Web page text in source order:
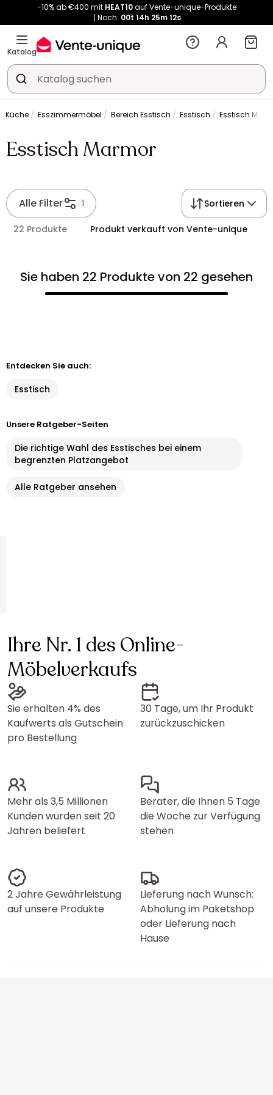
-10% ab €400 mit HEAT10auf Vente-unique-Produkte
Noch: 00t 14h 25m12s
-10% ab €400 mitHEAT10auf Vente-unique-Produkte
Katalog
Küche Esszimmermöbel Bereich Esstisch Esstisch Esstisch
Esstisch Marmor
Alle Filter 1 Sortieren
22 Produkte Produkt verkauft von Vente-unique
Sie haben 22 Produkte von 22 gesehen
Entdecken Sie auch:
Esstisch
Unsere Ratgeber-Seiten
Die richtige Wahl des Esstisches bei einem
begrenzten Platzangebot
Alle Ratgeber ansehen
Ihre Nr. 1 des Online-
Möbelverkaufs
Sie erhalten 4% des
Kaufwerts als Gutschein
pro Bestellung
30 Tage, um Ihr Produkt
zurückzuschicken
Mehr als 3,5 Millionen
Kunden wurden seit 20
Jahren beliefert
Berater, die Ihnen 5 Tage
die Woche zur Verfügung
stehen
2 Jahre Gewährleistung
auf unsere Produkte
Lieferung nach Wunsch:
Abholung im Paketshop
oder Lieferung nach
Hause